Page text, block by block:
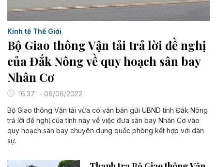
Kinh tế Thế Giới
Bộ Giao thông Vận tải trả lời đề nghị
của Đắk Nông về quy hoạch sân bay
Nhân Cơ
16:37' - 06/06/2022
Bộ Giao thông Vận tải vừa có văn bản gửi UBND tỉnh Đắk Nông
trả lời đề nghị của tỉnh này về việc đưa sân bay Nhân Cơ vào
quy hoạch sân bay chuyên dụng quốc phòng kết hợp với dân
sự.